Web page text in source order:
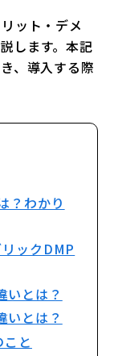
ット・デメ
します。本記
、導入する際
？わかり
ックDMP
いとは？
いとは？
と